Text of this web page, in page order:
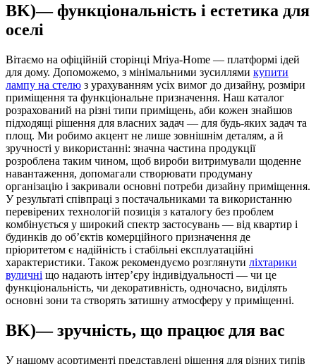
BK)— функціональність і естетика для
оселі
Вітаємо на офіційній сторінці Mriya-Home — платформі ідей
для дому. Допоможемо, з мінімальними зусиллями купити
лампу на стелю з урахуванням усіх вимог до дизайну, розміри
приміщення та функціональне призначення. Наш каталог
розрахований на різні типи приміщень, аби кожен знайшов
підходящі рішення для власних задач — для будь-яких задач та
площ. Ми робимо акцент не лише зовнішнім деталям, а й
зручності у використанні: значна частина продукції
розроблена таким чином, щоб вироби витримували щоденне
навантаження, допомагали створювати продуману
організацію і закривали основні потреби дизайну приміщення.
У результаті співпраці з постачальниками та використанню
перевірених технологій позиція з каталогу без проблем
комбінується у широкий спектр застосувань — від квартир і
будинків до об’єктів комерційного призначення де
пріоритетом є надійність і стабільні експлуатаційні
характеристики. Також рекомендуємо розглянути ліхтарики
вуличні що надають інтер’єру індивідуальності — чи це
функціональність, чи декоративність, одночасно, виділять
основні зони та створять затишну атмосферу у приміщенні.
BK)— зручність, що працює для вас
У нашому асортименті представлені рішення для різних типів